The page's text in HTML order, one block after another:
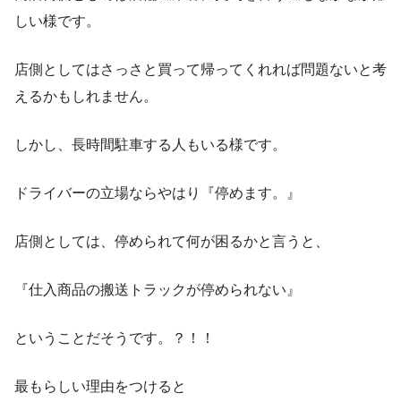
しい様です。
店側としてはさっさと買って帰ってくれれば問題ないと考
えるかもしれません。
しかし、長時間駐車する人もいる様です。
ドライバーの立場ならやはり『停めます。』
店側としては、停められて何が困るかと言うと、
『仕入商品の搬送トラックが停められない』
ということだそうです。？！！
最もらしい理由をつけると